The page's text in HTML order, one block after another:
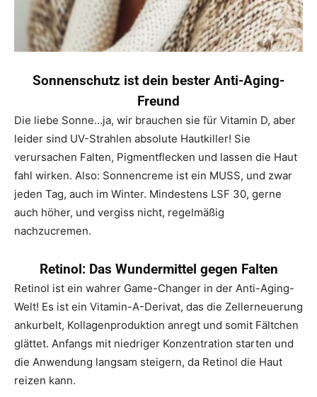
Sonnenschutz ist dein bester Anti-Aging-
Freund
Die liebe Sonne…ja, wir brauchen sie für Vitamin D, aber
leider sind UV-Strahlen absolute Hautkiller! Sie
verursachen Falten, Pigmentflecken und lassen die Haut
fahl wirken. Also: Sonnencreme ist ein MUSS, und zwar
jeden Tag, auch im Winter. Mindestens LSF 30, gerne
auch höher, und vergiss nicht, regelmäßig
nachzucremen.
Retinol: Das Wundermittel gegen Falten
Retinol ist ein wahrer Game-Changer in der Anti-Aging-
Welt! Es ist ein Vitamin-A-Derivat, das die Zellerneuerung
ankurbelt, Kollagenproduktion anregt und somit Fältchen
glättet. Anfangs mit niedriger Konzentration starten und
die Anwendung langsam steigern, da Retinol die Haut
reizen kann.